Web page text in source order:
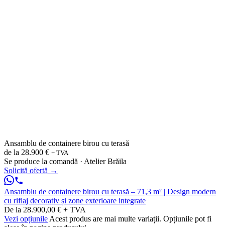
Ansamblu de containere birou cu terasă
de la 28.900 € + TVA
Se produce la comandă · Atelier Brăila
Solicită ofertă →
Ansamblu de containere birou cu terasă – 71,3 m² | Design modern
cu riflaj decorativ și zone exterioare integrate
De la 28.900,00 € + TVA
Vezi opțiunile Acest produs are mai multe variații. Opțiunile pot fi